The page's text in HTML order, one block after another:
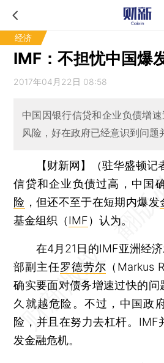
经济
IMF：不担忧中国爆
2017年04月22日 08:58
中国因银行信贷和企业负债增
风险，好在政府已经意识到问题
【财新网】（驻华盛顿记
信贷和企业负债过高，中国
险 ，但还不至于在短期内爆发
基金组织（IMF）认为。
在4月21日的IMF亚洲经济
部副主任罗德劳尔 （Markus
确实要面对债务增速过快的问
久就越危险。不过，中国政
险，并且在努力去杠杆。IMF
发金融危机。